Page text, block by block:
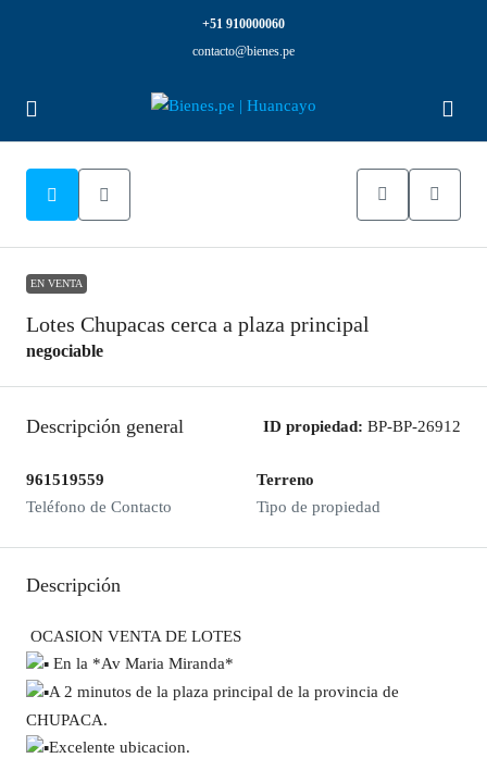
+51 910000060
contacto@bienes.pe
EN VENTA
Lotes Chupacas cerca a plaza principal
negociable
Descripción general ID propiedad: BP-BP-26912
961519559
Teléfono de Contacto
Terreno
Tipo de propiedad
Descripción
OCASION VENTA DE LOTES
En la *Av Maria Miranda*
A 2 minutos de la plaza principal de la provincia de
CHUPACA.
Excelente ubicacion.